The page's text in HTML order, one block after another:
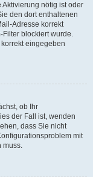
nötig ist oder
den dort enthaltenen
Adresse korrekt
blockiert wurde.
eingegeben
ob Ihr
der Fall ist, wenden
dass Sie nicht
mit
muss.